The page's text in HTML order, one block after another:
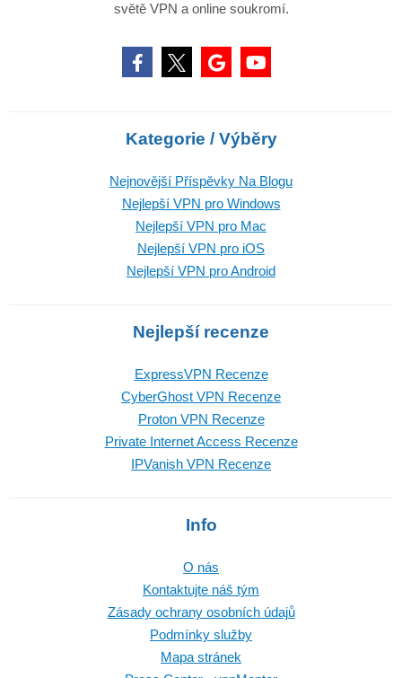
světě VPN a online soukromí.
Kategorie / Výběry
Nejnovější Příspěvky Na Blogu
Nejlepší VPN pro Windows
Nejlepší VPN pro Mac
Nejlepší VPN pro iOS
Nejlepší VPN pro Android
Nejlepší recenze
ExpressVPN Recenze
CyberGhost VPN Recenze
Proton VPN Recenze
Private Internet Access Recenze
IPVanish VPN Recenze
Info
O nás
Kontaktujte náš tým
Zásady ochrany osobních údajů
Podmínky služby
Mapa stránek